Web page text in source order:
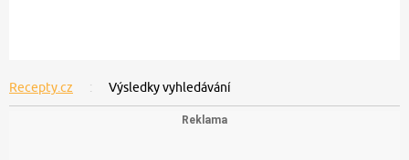
Recepty.cz Výsledky vyhledávání